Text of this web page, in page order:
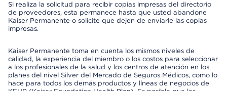
Si realiza la solicitud para recibir copias impresas del directorio
de proveedores, esta permanece hasta que usted abandone
Kaiser Permanente o solicite que dejen de enviarle las copias
impresas.
Kaiser Permanente toma en cuenta los mismos niveles de
calidad, la experiencia del miembro o los costos para seleccionar
a los profesionales de la salud y los centros de atención en los
planes del nivel Silver del Mercado de Seguros Médicos, como lo
hace para todos los demás productos y líneas de negocios de